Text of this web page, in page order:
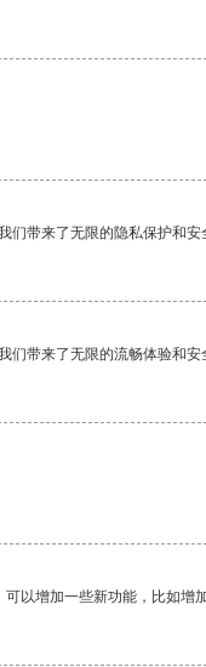
们带来了无限的隐私保护和安
们带来了无限的流畅体验和安
以增加一些新功能，比如增